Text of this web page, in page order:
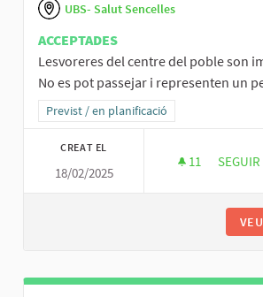
UBS- Salut Sencelles
ACCEPTADES
Lesvoreres del centre del poble son
No es pot passejar i representen un
Resultats al filtrar per la categoria:
Previst / en planificació
CREAT EL
18/02/2025
11 11
SEGUIR